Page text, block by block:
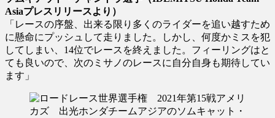
Asiaプレスリリースより）
「レースの序盤、出来る限り多くのライダーを追い越すため
に懸命にプッシュして走りました。しかし、何度かミスを犯
してしまい、14位でレースを終えました。フィーリングはと
ても良いので、次のミサノのレースに自分自身も期待してい
ます」